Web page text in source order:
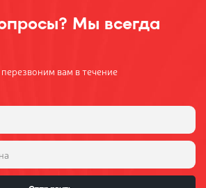
Мы всегда
вам в течение